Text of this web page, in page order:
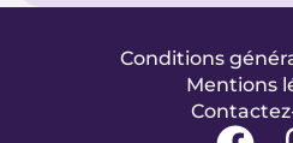
Conditions
Mentions